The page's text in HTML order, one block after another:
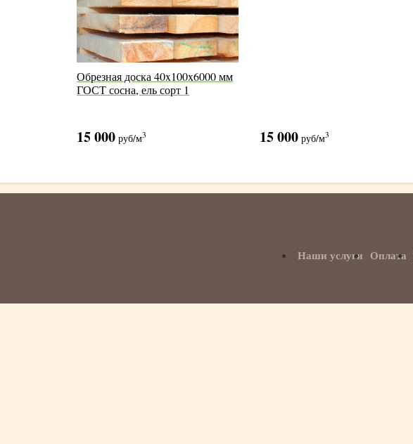
Обрезная доска 40x100x6000 мм
ГОСТ сосна, ель сорт 1
15 000 руб/м3 15 000руб/м3
Наши услуги Оплата